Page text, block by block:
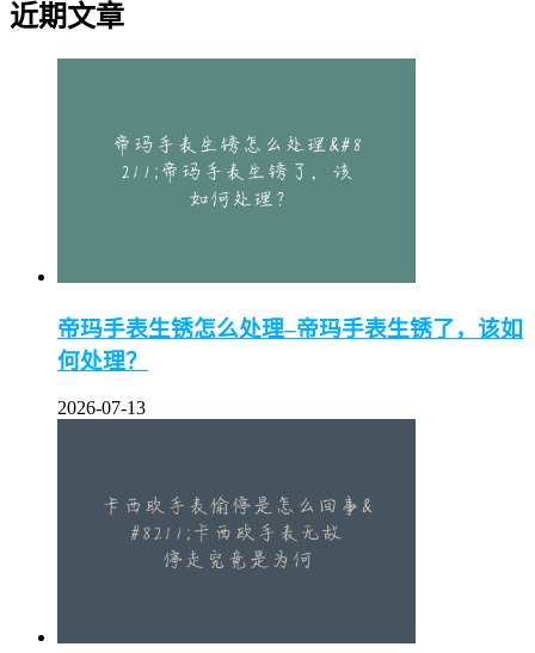
近期文章
帝玛手表生锈怎么处理–帝玛手表生锈了，该如
何处理？
2026-07-13